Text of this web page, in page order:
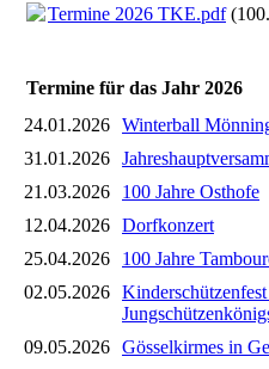
Termine 2026 TKE.pdf
Termine für das Jahr 2026
24.01.2026 Winterball
31.01.2026
21.03.2026
100 Jahre Osthofe
12.04.2026 Dorfkonzert
25.04.2026
100 Jahre
02.05.2026
09.05.2026 Gösselkirmes in